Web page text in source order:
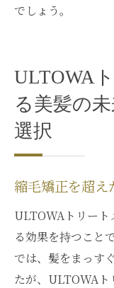
でしょう。
ULTOWA
る美髪の
選択
縮毛矯正を超
ULTOWAトリート
る効果を持つこと
では、髪をまっす
たが、ULTOWAト